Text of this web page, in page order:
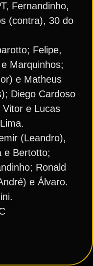
Fernandinho,
(contra), 30 do
Felipe,
Marquinhos;
e Matheus
Diego Cardoso
Vitor e Lucas
(Leandro),
e Bertotto;
Ronald
e Álvaro.